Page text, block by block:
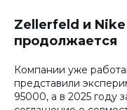
Zellerfeld и
продолжается
Компании уже
представили
95000, а в 2025 году